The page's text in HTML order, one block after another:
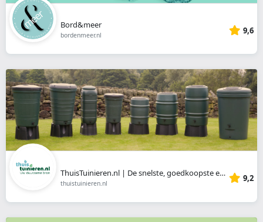
Bord&meer
bordenmeer.nl 9,6
ThuisTuinieren.nl | De snelste, goedkoopste en beste leverancier van regentonnen en benodigdheden.
thuistuinieren.nl 9,2